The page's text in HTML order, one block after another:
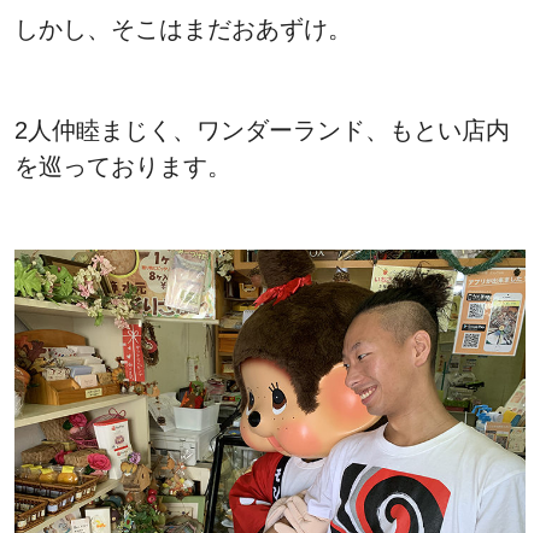
しかし、そこはまだおあずけ。
2人仲睦まじく、ワンダーランド、もとい店内
を巡っております。